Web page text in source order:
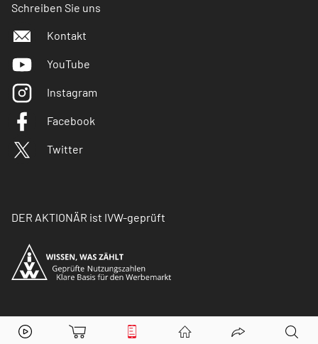
Schreiben Sie uns
Kontakt
YouTube
Instagram
Facebook
Twitter
DER AKTIONÄR ist IVW-geprüft